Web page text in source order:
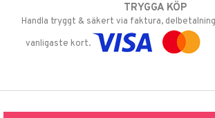
TRYGGA KÖP
Handla tryggt & säkert via faktura,
vanligaste kort.